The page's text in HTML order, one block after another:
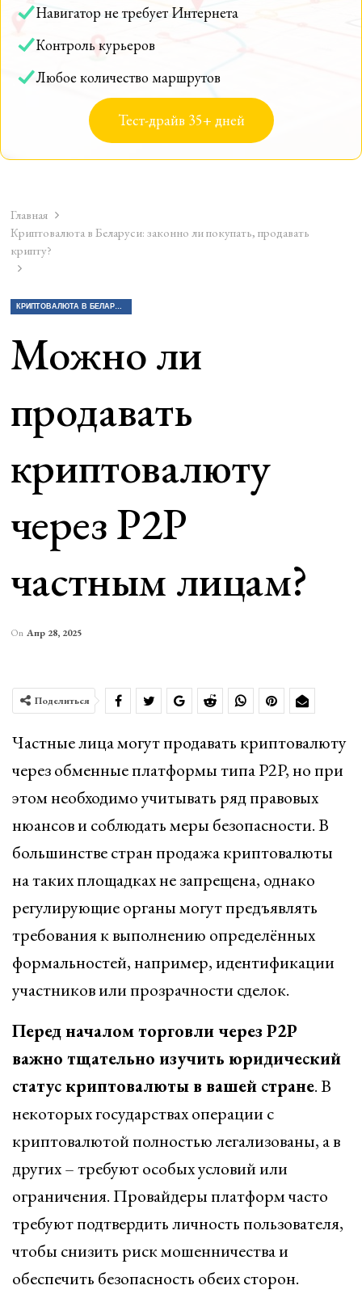
Навигатор не требует Интернета
Контроль курьеров
Любое количество маршрутов
Тест-драйв 35+ дней
Главная
Криптовалюта в Беларуси: законно ли покупать, продавать
крипту?
КРИПТОВАЛЮТА В БЕЛАРУСИ: ЗАКОННО ЛИ ПОКУПАТЬ, ПРОДАВАТЬ КРИПТУ?
Можно ли
продавать
криптовалюту
через P2P
частным лицам?
On Апр 28, 2025
Поделиться
Частные лица могут продавать криптовалюту
через обменные платформы типа P2P, но при
этом необходимо учитывать ряд правовых
нюансов и соблюдать меры безопасности. В
большинстве стран продажа криптовалюты
на таких площадках не запрещена, однако
регулирующие органы могут предъявлять
требования к выполнению определённых
формальностей, например, идентификации
участников или прозрачности сделок.
Перед началом торговли через P2P
важно тщательно изучить юридический
статус криптовалюты в вашей стране. В
некоторых государствах операции с
криптовалютой полностью легализованы, а в
других – требуют особых условий или
ограничения. Провайдеры платформ часто
требуют подтвердить личность пользователя,
чтобы снизить риск мошенничества и
обеспечить безопасность обеих сторон.